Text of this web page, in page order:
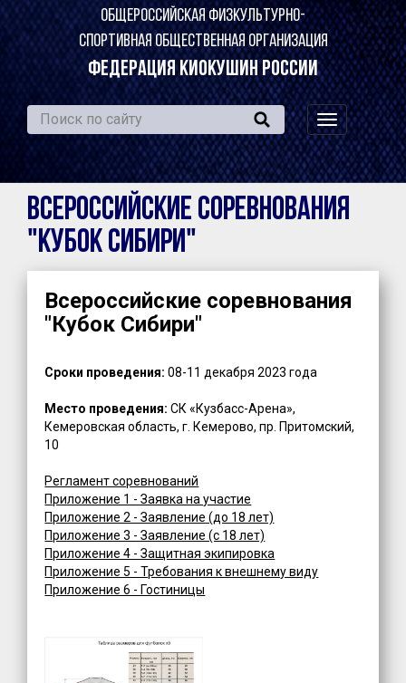
ОБЩЕРОССИЙСКАЯ ФИЗКУЛЬТУРНО-
СПОРТИВНАЯ ОБЩЕСТВЕННАЯ ОРГАНИЗАЦИЯ
ФЕДЕРАЦИЯ КИОКУШИН РОССИИ
навигация
по
сайту
Всероссийские соревнования
"Кубок Сибири"
Всероссийские соревнования
"Кубок Сибири"
Сроки проведения: 08-11 декабря 2023 года
Место проведения: СК «Кузбасс-Арена»,
Кемеровская область, г. Кемерово, пр. Притомский,
10
Регламент соревнований
Приложение 1 - Заявка на участие
Приложение 2 - Заявление (до 18 лет)
Приложение 3 - Заявление (с 18 лет)
Приложение 4 - Защитная экипировка
Приложение 5 - Требования к внешнему виду
Приложение 6 - Гостиницы